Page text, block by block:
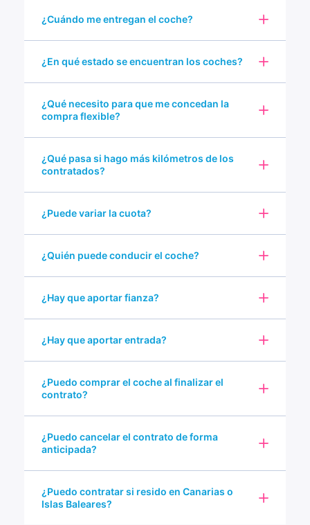
¿Cuándo me entregan el coche?
¿En qué estado se encuentran los coches?
¿Qué necesito para que me concedan la
compra flexible?
¿Qué pasa si hago más kilómetros de los
contratados?
¿Puede variar la cuota?
¿Quién puede conducir el coche?
¿Hay que aportar fianza?
¿Hay que aportar entrada?
¿Puedo comprar el coche al finalizar el
contrato?
¿Puedo cancelar el contrato de forma
anticipada?
¿Puedo contratar si resido en Canarias o
Islas Baleares?